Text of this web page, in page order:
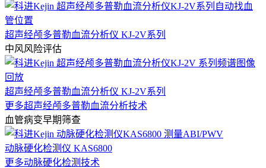
超声经颅多普勒血流分析仪 KJ-2V系列
中风风险评估
超声经颅多普勒血流分析仪 KJ-2V系列
更多超声经颅多普勒血流分析技术
血管病变早期筛查
动脉硬化检测仪 KAS6800
更多动脉硬化检测技术